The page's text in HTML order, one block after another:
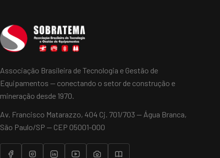
Associação Brasileira de Tecnologia e Gestão de
Equipamentos — conectando o setor de construção e
mineração desde 1970.
Av. Francisco Matarazzo, 404 Cj. 701/703 — Água Branca,
São Paulo/SP — CEP 05001-000